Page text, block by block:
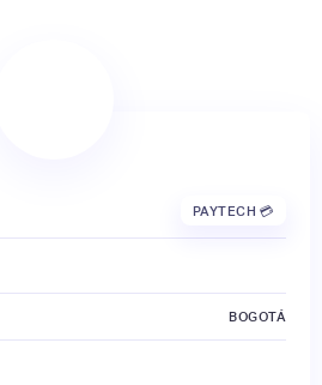
PAYTECH 💳
BOGOTÁ